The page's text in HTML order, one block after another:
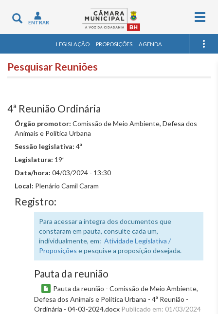
Toggle
navigation
ENTRAR
LEGISLAÇÃO PROPOSIÇÕES AGENDA
Pesquisar Reuniões
4ª Reunião Ordinária
Órgão promotor: Comissão de Meio Ambiente, Defesa dos
Animais e Política Urbana
Sessão legislativa: 4ª
Legislatura: 19ª
Data/hora: 04/03/2024 - 13:30
Local: Plenário Camil Caram
Registro:
Para acessar a íntegra dos documentos que
constaram em pauta, consulte cada um,
individualmente, em: Atividade Legislativa /
Proposições e pesquise a proposição desejada.
Pauta da reunião
Pauta da reunião - Comissão de Meio Ambiente,
Defesa dos Animais e Política Urbana - 4ª Reunião -
Ordinária - 04-03-2024.docx Publicado em: 01/03/2024